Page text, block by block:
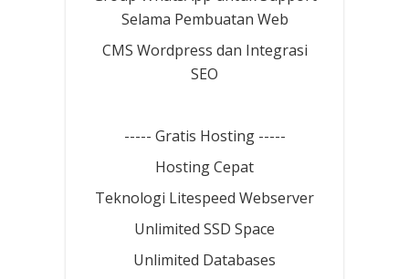
Selama Pembuatan Web
CMS Wordpress dan Integrasi
SEO
----- Gratis Hosting -----
Hosting Cepat
Teknologi Litespeed Webserver
Unlimited SSD Space
Unlimited Databases